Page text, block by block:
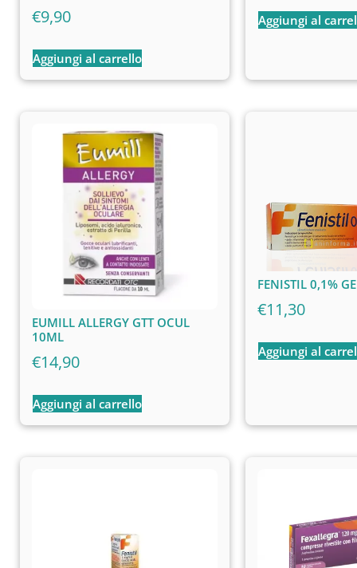
€9,90
Aggiungi al carrello
Aggiungi al
EUMILL ALLERGY GTT OCUL
10ML
€14,90
Aggiungi al carrello
FENISTIL 0,1%
€11,30
Aggiungi al